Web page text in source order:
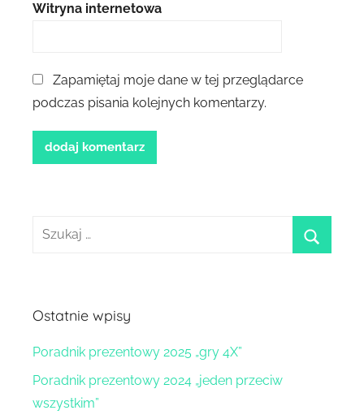
Witryna internetowa
Zapamiętaj moje dane w tej przeglądarce
podczas pisania kolejnych komentarzy.
Szukaj:
Ostatnie wpisy
Poradnik prezentowy 2025 „gry 4X”
Poradnik prezentowy 2024 „jeden przeciw
wszystkim”